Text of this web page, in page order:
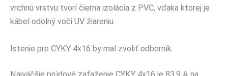
vrchnú vrstvu tvorí čierna izolácia z PVC, vďaka ktorej je
kábel odolný voči UV žiareniu.
Istenie pre CYKY 4x16 by mal zvoliť odborník